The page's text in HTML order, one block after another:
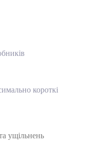
короткі
ущільнень